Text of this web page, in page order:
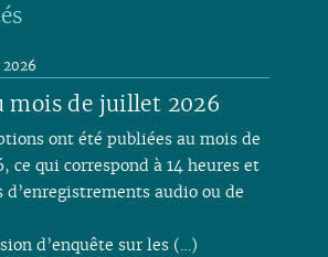
mois de juillet 2026
ont été publiées au mois de
ce qui correspond à 14 heures et
audio ou de
d’enquête sur les (…)